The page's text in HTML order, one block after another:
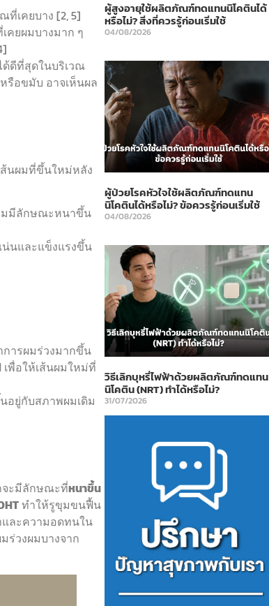
ที่เคยบาง [2, 5]
คยผมบางมาก ๆ
ดีที่สุดในบริเวณ
รือขมับ อาจเห็นผล
ส้นผมที่ขึ้นใหม่หลัง
มมีลักษณะหนาขึ้น
นและแข็งแรงขึ้น
การผมร่วงมากขึ้น
พื่อให้เส้นผมใหม่ที่
อยู่กับสภาพผมเดิม
จะมีลักษณะที่หนาขึ้น
ทำให้รูขุมขนฟื้น
และความอดทนใน
ร่วงผมบางจาก
ผู้สูงอายุใช้ผลิตภัณฑ์ทดแทนนิโคตินได้
หรือไม่? สิ่งที่ควรรู้ก่อนเริ่มใช้
04/08/2026
ผู้ป่วยโรคหัวใจใช้ผลิตภัณฑ์ทดแทน
นิโคตินได้หรือไม่? ข้อควรรู้ก่อนเริ่มใช้
04/08/2026
วิธีเลิกบุหรี่ไฟฟ้าด้วยผลิตภัณฑ์ทดแทน
นิโคติน (NRT) ทำได้หรือไม่?
31/07/2026